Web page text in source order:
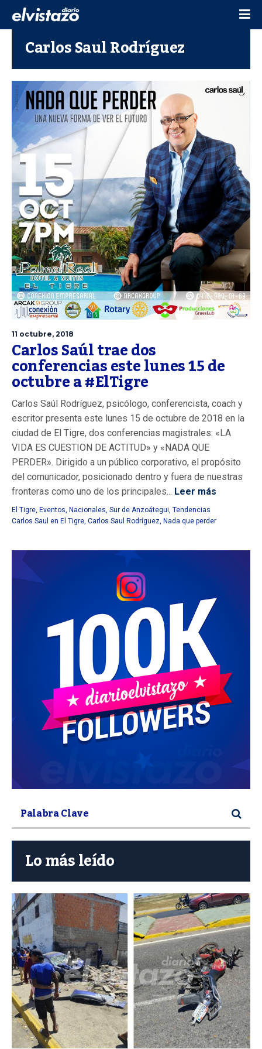
Carlos Saul Rodríguez
11 octubre, 2018
Carlos Saúl trae dos
conferencias este lunes 15 de
octubre a #ElTigre
Carlos Saúl Rodríguez, psicólogo, conferencista, coach y
escritor presenta este lunes 15 de octubre de 2018 en la
ciudad de El Tigre, dos conferencias magistrales: «LA
VIDA ES CUESTION DE ACTITUD» y «NADA QUE
PERDER». Dirigido a un público corporativo, el propósito
del comunicador, posicionado dentro y fuera de nuestras
fronteras como uno de los principales... Leer más
El Tigre, Eventos, Nacionales, Sur de Anzoátegui, Tendencias
Carlos Saul en El Tigre, Carlos Saul Rodríguez, Nada que perder
Lo más leído